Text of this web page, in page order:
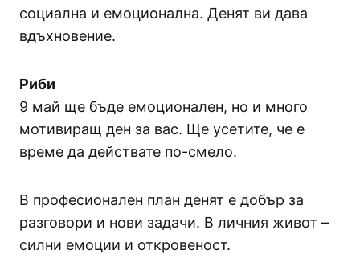
социална и емоционална. Денят ви дава
вдъхновение.
Риби
9 май ще бъде емоционален, но и много
мотивиращ ден за вас. Ще усетите, че е
време да действате по-смело.
В професионален план денят е добър за
разговори и нови задачи. В личния живот –
силни емоции и откровеност.